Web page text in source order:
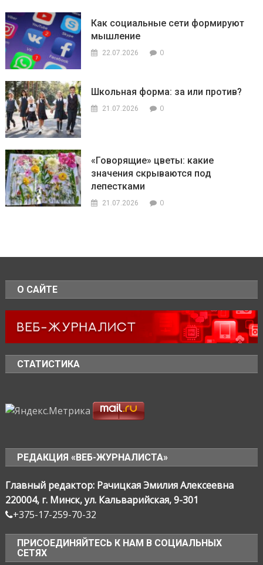
Как социальные сети формируют
мышление
22.07.2026 0
Школьная форма: за или против?
21.07.2026 0
«Говорящие» цветы: какие
значения скрываются под
лепестками
21.07.2026 0
О САЙТЕ
СТАТИСТИКА
РЕДАКЦИЯ «ВЕБ-ЖУРНАЛИСТА»
Главный редактор: Рачицкая Эмилия Алексеевна
220004, г. Минск, ул. Кальварийская, 9-301
+375-17-259-70-32
ПРИСОЕДИНЯЙТЕСЬ К НАМ В СОЦИАЛЬНЫХ
СЕТЯХ